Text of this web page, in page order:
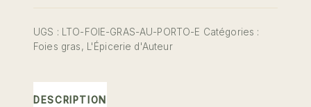
131,00 €
gras
au
Porto
UGS : LTO-FOIE-GRAS-AU-PORTO-E Catégories :
Foies gras, L'Épicerie d'Auteur
DESCRIPTION